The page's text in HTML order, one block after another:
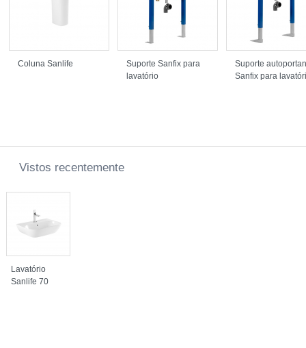
Coluna Sanlife
Suporte Sanfix para
lavatório
Suporte
Sanfix para
Vistos recentemente
Lavatório
Sanlife 70